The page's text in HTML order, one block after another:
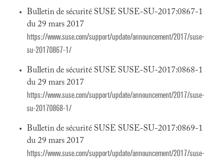
Bulletin de sécurité SUSE SUSE-SU-2017:0867-1
du 29 mars 2017
https://www.suse.com/support/update/announcement/2017/suse-
su-20170867-1/
Bulletin de sécurité SUSE SUSE-SU-2017:0868-1
du 29 mars 2017
https://www.suse.com/support/update/announcement/2017/suse-
su-20170868-1/
Bulletin de sécurité SUSE SUSE-SU-2017:0869-1
du 29 mars 2017
https://www.suse.com/support/update/announcement/2017/suse-